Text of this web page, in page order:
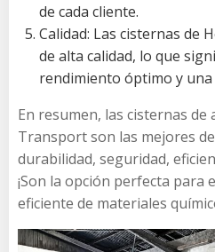
de cada cliente.
Calidad: Las cisternas de
de alta calidad, lo que
rendimiento óptimo y
En resumen, las cisternas de
Transport son las mejores
durabilidad, seguridad,
¡Son la opción perfecta
eficiente de materiales